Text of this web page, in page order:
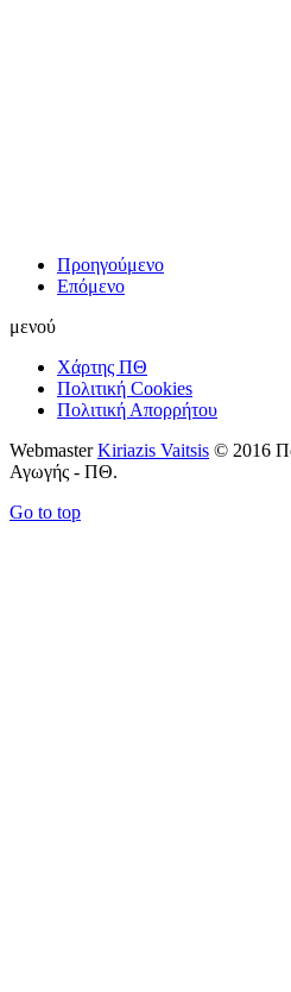
Προηγούμενο
Επόμενο
μενού
Χάρτης ΠΘ
Πολιτική Cookies
Πολιτική Απορρήτου
WebmasterKiriazis Vaitsis © 2016
Αγωγής - ΠΘ.
Go to top